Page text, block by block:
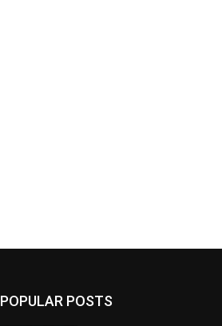
POPULAR POSTS